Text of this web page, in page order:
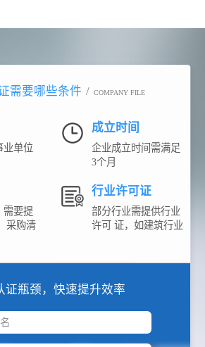
需要哪些条件 / COMPANY FILE
业单位
成立时间
企业成立时间需满足
3个月
需要提
采购清
行业许可证
部分行业需提供行业
许可 证，如建筑行业
证瓶颈，快速提升效率